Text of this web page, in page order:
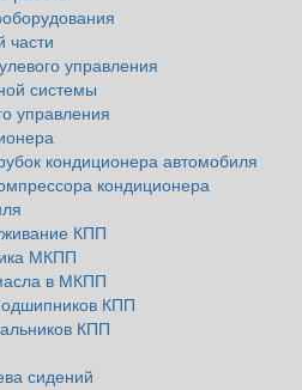
части
управления
системы
управления
кондиционера автомобиля
кондиционера
КПП
МКПП
в МКПП
КПП
КПП
сидений